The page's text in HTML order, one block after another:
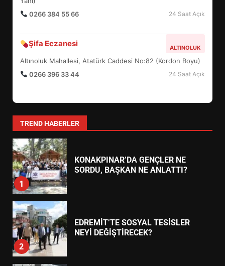
0266 384 55 66
24 Saat Açık
Şifa Eczanesi ALTINOLUK
Altınoluk Mahallesi, Atatürk Caddesi No:82 (Kordon Boyu)
0266 396 33 44
24 Saat Açık
TREND HABERLER
6
SORUN NASIL 3 GÜNDE
ÇÖZÜLDÜ?
7
1
KONAKPINAR’DA GENÇLER NE
SORDU, BAŞKAN NE ANLATTI?
2
EDREMİT’TE SOSYAL TESİSLER
NEYİ DEĞİŞTİRECEK?